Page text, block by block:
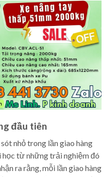
đầu tiên
nhỏ trong lần giao hàng
học từ những trải nghiệm đó
ra rằng, mỗi lần giao hàng